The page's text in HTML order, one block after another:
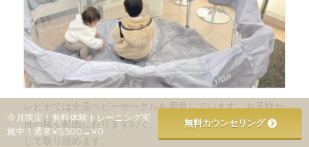
レビナでは全店ベビーサークルを用意しています。お子様が
目の届く範囲におりますので、ご自身のトレーニングに集中
して取り組めます。
今月限定！無料体験トレーニング実
施中！通常¥5,500→¥0
無料カウンセリング